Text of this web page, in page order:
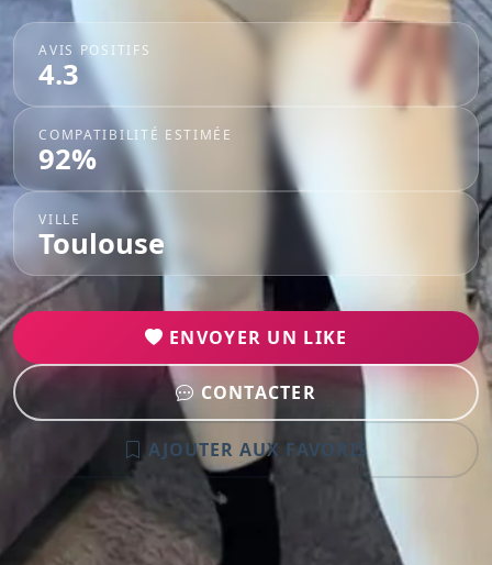
AVIS POSITIFS
4.3
COMPATIBILITÉ ESTIMÉE
92%
VILLE
Toulouse
ENVOYER UN LIKE
CONTACTER
AJOUTER AUX FAVORIS